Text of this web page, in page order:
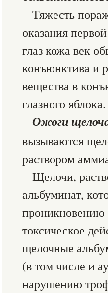
Тяжесть
оказания
глаз кожа век
конъюнктива и
вещества в
глазного яблока.
Ожоги
вызываются
раствором
Щелочи,
альбуминат,
проникновению
токсическое
щелочные
(в том числе и
нарушению